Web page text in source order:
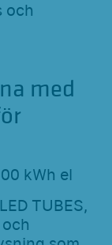
och
med
kWh el
TUBES,